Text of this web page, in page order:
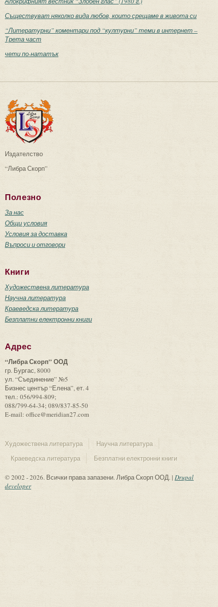
Съществуват няколко вида любов, които срещаме в живота си
“Литературни” коментари под “културни” теми в интернет –
Трета част
чети по-нататък
Издателство
“Либра Скорп”
Полезно
За нас
Общи условия
Условия за доставка
Въпроси и отговори
Книги
Художествена литература
Научна литература
Краеведска литература
Безплатни електронни книги
Адрес
“Либра Скорп” ООД
гр. Бургас, 8000
ул. “Съединение” №5
Бизнес център “Елена”, ет. 4
тел.: 056/994-809;
088/799-64-34; 089/837-85-50
E-mail: office@meridian27.com
Художествена литература
Научна литература
Краеведска литература
Безплатни електронни книги
© 2002 - 2026. Всички права запазени. Либра Скорп ООД. | Drupal
developer